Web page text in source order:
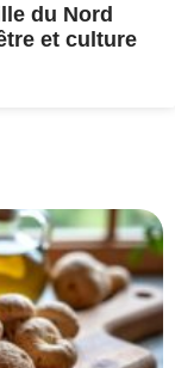
du Nord
et culture